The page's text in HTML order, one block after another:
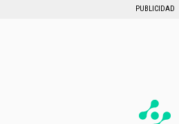
PUBLICIDAD